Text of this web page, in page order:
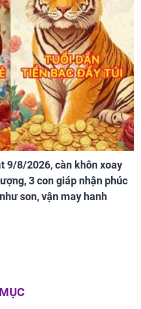
9/8/2026, càn khôn xoay
3 con giáp nhận phúc
son, vận may hanh